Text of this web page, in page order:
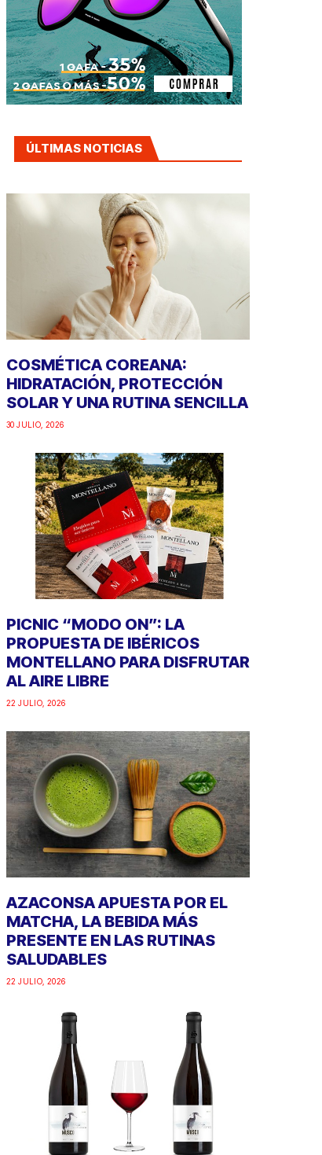
ÚLTIMAS NOTICIAS
COSMÉTICA COREANA:
HIDRATACIÓN, PROTECCIÓN
SOLAR Y UNA RUTINA SENCILLA
30 JULIO, 2026
PICNIC “MODO ON”: LA
PROPUESTA DE IBÉRICOS
MONTELLANO PARA DISFRUTAR
AL AIRE LIBRE
22 JULIO, 2026
AZACONSA APUESTA POR EL
MATCHA, LA BEBIDA MÁS
PRESENTE EN LAS RUTINAS
SALUDABLES
22 JULIO, 2026